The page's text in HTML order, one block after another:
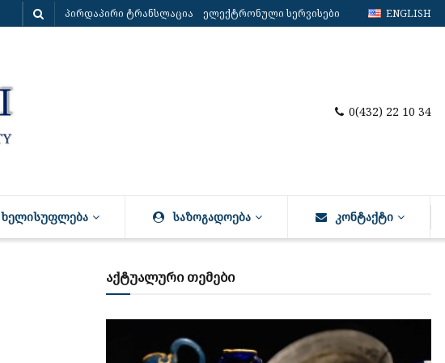
პირდაპირი ტრანსლაცია ელექტრონული სერვისები ENGLISH
0(432) 22 10 34
ᲮᲔᲚᲘᲡᲣᲤᲚᲔᲑᲐ ᲡᲐᲖᲝᲒᲐᲓᲝᲔᲑᲐ ᲙᲝᲜᲢᲐᲥᲢᲘ
აქტუალური თემები